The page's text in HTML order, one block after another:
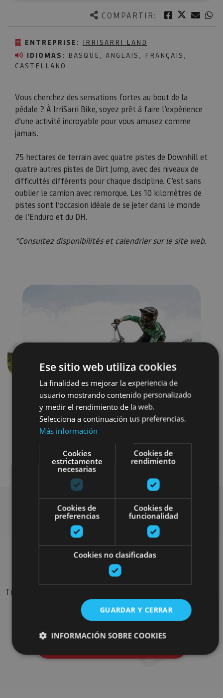
COMPARTIR: Facebook
Twitter
ENTREPRISE: IRRISARRI LAND
IDIOMAS:
BASQUE, ANGLAIS, FRANÇAIS,
CASTELLANO
Vous cherchez des sensations fortes au bout de la
pédale ? À IrriSarri Bike, soyez prêt à faire l’expérience
d’une activité incroyable pour vous amusez comme
jamais.
75 hectares de terrain avec quatre pistes de Downhill et
quatre autres pistes de Dirt Jump, avec des niveaux de
difficultés différents pour chaque discipline. C’est sans
oublier le camion avec remorque. Les 10 kilomètres de
pistes sont l’occasion idéale de se jeter dans le monde
de l’Enduro et du DH.
*Consultez disponibilités et calendrier sur le site web.
Précédent
Bici Parques de aventura
Rechercher plus de
sorties
Trouvez des sorties et des propositions pour compléter votre
séjour en Navarre : activités organisées, visites et les
évènements-phares de l'agenda
Ese sitio web utiliza cookies
La finalidad es mejorar la experiencia de
usuario mostrando contenido personalizado
y medir el rendimiento de la web.
Selecciona a continuación tus preferencias.
Más información
Cookies
estrictamente
necesarias
Cookies de
rendimiento
Cookies de
preferencias
Cookies de
funcionalidad
Cookies no clasificadas
GUARDAR Y CERRAR
INFORMACIÓN SOBRE COOKIES